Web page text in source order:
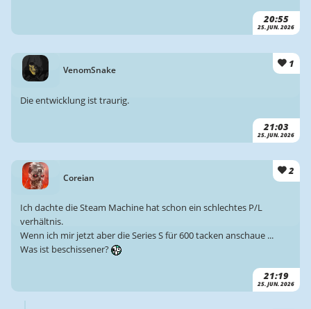
20:55
25. JUN. 2026
VenomSnake
1
21:03
25. JUN. 2026
Die entwicklung ist traurig.
Coreian
2
21:19
25. JUN. 2026
Ich dachte die Steam Machine hat schon ein schlechtes P/L
verhältnis.
Wenn ich mir jetzt aber die Series S für 600 tacken anschaue ...
Was ist beschissener?